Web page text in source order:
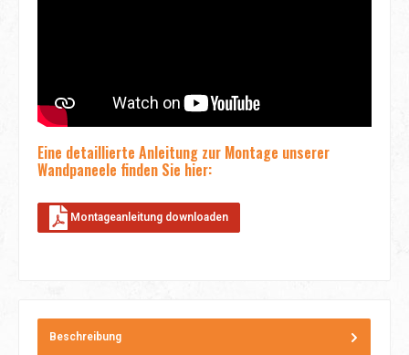
Eine detaillierte Anleitung zur Montage unserer
Wandpaneele finden Sie hier:
Montageanleitung downloaden
Beschreibung